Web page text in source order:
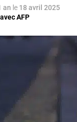
an le 18 avril 2025
AFP